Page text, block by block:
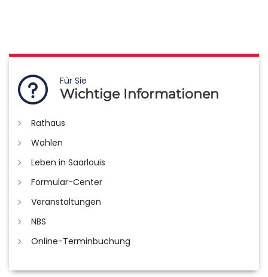
Für Sie
Wichtige Informationen
Rathaus
Wahlen
Leben in Saarlouis
Formular-Center
Veranstaltungen
NBS
Online-Terminbuchung